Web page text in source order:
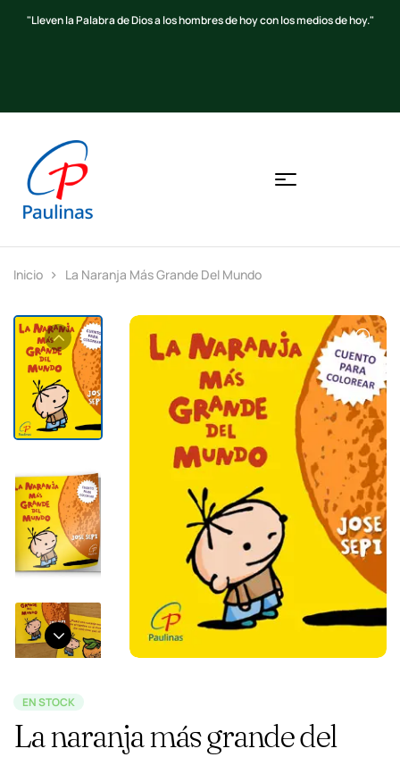
Beato S. Alberione
Inicio La Naranja Más Grande Del Mundo
EN STOCK
La naranja más grande del